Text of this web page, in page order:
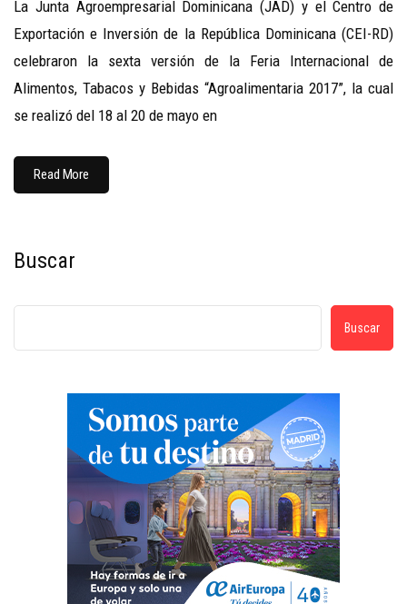
La Junta Agroempresarial Dominicana (JAD) y el Centro de
Exportación e Inversión de la República Dominicana (CEI-RD)
celebraron la sexta versión de la Feria Internacional de
Alimentos, Tabacos y Bebidas “Agroalimentaria 2017”, la cual
se realizó del 18 al 20 de mayo en
Read More
Buscar
Buscar